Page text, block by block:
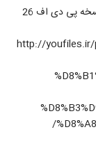
دانلود رایگان نمونه سوالات ept با جواب.برای دانلود نسخه پی دی اف 26
http://youfiles.ir/